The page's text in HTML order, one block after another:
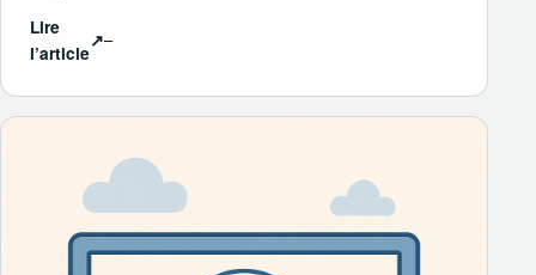
Lire
l’article
↗